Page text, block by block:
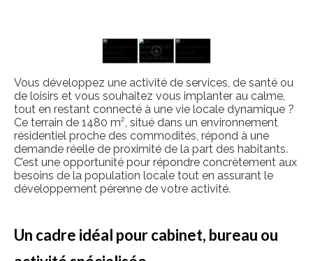
Vous développez une activité de services, de santé ou
de loisirs et vous souhaitez vous implanter au calme,
tout en restant connecté à une vie locale dynamique ?
Ce terrain de 1480 m², situé dans un environnement
résidentiel proche des commodités, répond à une
demande réelle de proximité de la part des habitants.
C’est une opportunité pour répondre concrètement aux
besoins de la population locale tout en assurant le
développement pérenne de votre activité.
Un cadre idéal pour cabinet, bureau ou